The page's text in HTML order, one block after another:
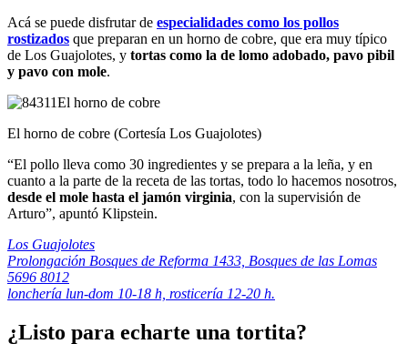
Acá se puede disfrutar de especialidades como los pollos
rostizados que preparan en un horno de cobre, que era muy típico
de Los Guajolotes, y tortas como la de lomo adobado, pavo pibil
y pavo con mole.
El horno de cobre (Cortesía Los Guajolotes)
“El pollo lleva como 30 ingredientes y se prepara a la leña, y en
cuanto a la parte de la receta de las tortas, todo lo hacemos nosotros,
desde el mole hasta el jamón virginia, con la supervisión de
Arturo”, apuntó Klipstein.
Los Guajolotes
Prolongación Bosques de Reforma 1433, Bosques de las Lomas
5696 8012
lonchería lun-dom 10-18 h, rosticería 12-20 h.
¿Listo para echarte una tortita?